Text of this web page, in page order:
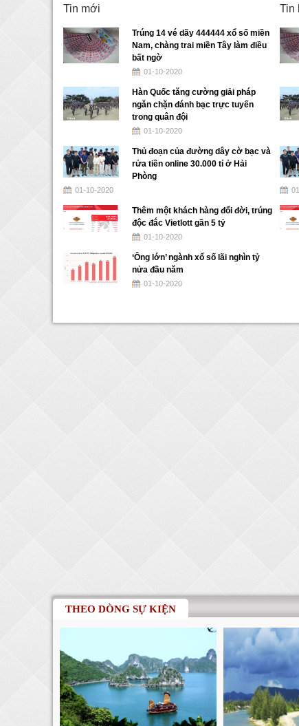
Tin mới
Trúng 14 vé dãy 444444 xổ số miền
Nam, chàng trai miền Tây làm điều
bất ngờ
01-10-2020
Hàn Quốc tăng cường giải pháp
ngăn chặn đánh bạc trực tuyến
trong quân đội
01-10-2020
Thủ đoạn của đường dây cờ bạc và
rửa tiền online 30.000 tỉ ở Hải
Phòng
01-10-2020
Thêm một khách hàng đổi đời, trúng
độc đắc Vietlott gần 5 tỷ
01-10-2020
‘Ông lớn’ ngành xổ số lãi nghìn tỷ
nửa đầu năm
01-10-2020
Tin
THEO DÒNG SỰ KIỆN